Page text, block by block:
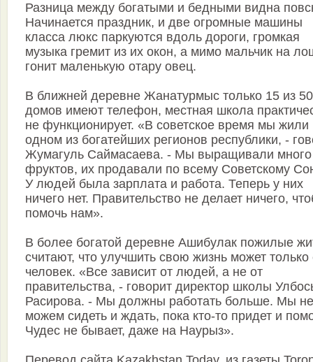
Разница между богатыми и бедными видна
Начинается праздник, и две огромные машины
класса люкс паркуются вдоль дороги, громкая
музыка гремит из их окон, а мимо мальчик на
гонит маленькую отару овец.
В ближней деревне Жанатурмыс только 15 из
домов имеют телефон, местная школа
не функционирует. «В советское время мы жили
одном из богатейших регионов республики, -
Жумагуль Саймасаева. - Мы выращивали много
фруктов, их продавали по всему Советскому
У людей была зарплата и работа. Теперь у них
ничего нет. Правительство не делает ничего,
помочь нам».
В более богатой деревне Ашибулак пожилые
считают, что улучшить свою жизнь может только
человек. «Все зависит от людей, а не от
правительства, - говорит директор школы
Расирова. - Мы должны работать больше. Мы не
можем сидеть и ждать, пока кто-то придет и
Чудес не бывает, даже на Наурыз».